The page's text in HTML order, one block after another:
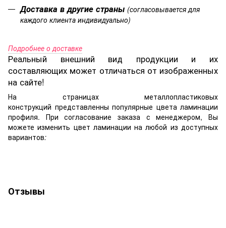
Доставка в другие страны (согласовывается для
каждого клиента индивидуально)
Подробнее о доставке
Реальный внешний вид продукции и их
составляющих может отличаться от изображенных
на сайте!
На страницах металлопластиковых
конструкций представленны популярные цвета ламинации
профиля. При согласование заказа с менеджером, Вы
можете изменить цвет ламинации на любой из доступных
вариантов:
Отзывы